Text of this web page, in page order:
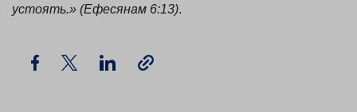
устоять.» (Ефесянам 6:13).